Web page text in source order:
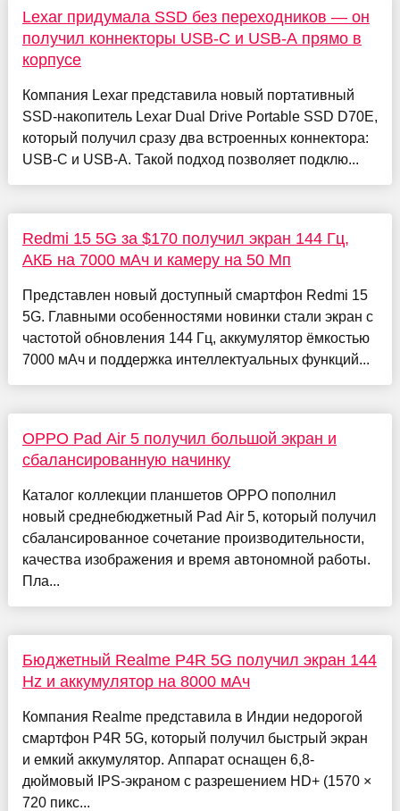
Lexar придумала SSD без переходников — он
получил коннекторы USB-C и USB-A прямо в
корпусе
Компания Lexar представила новый портативный
SSD-накопитель Lexar Dual Drive Portable SSD D70E,
который получил сразу два встроенных коннектора:
USB-C и USB-A. Такой подход позволяет подклю...
Redmi 15 5G за $170 получил экран 144 Гц,
АКБ на 7000 мАч и камеру на 50 Мп
Представлен новый доступный смартфон Redmi 15
5G. Главными особенностями новинки стали экран с
частотой обновления 144 Гц, аккумулятор ёмкостью
7000 мАч и поддержка интеллектуальных функций...
OPPO Pad Air 5 получил большой экран и
сбалансированную начинку
Каталог коллекции планшетов OPPO пополнил
новый среднебюджетный Pad Air 5, который получил
сбалансированное сочетание производительности,
качества изображения и время автономной работы.
Пла...
Бюджетный Realme P4R 5G получил экран 144
Hz и аккумулятор на 8000 мАч
Компания Realme представила в Индии недорогой
смартфон P4R 5G, который получил быстрый экран
и емкий аккумулятор. Аппарат оснащен 6,8-
дюймовый IPS-экраном с разрешением HD+ (1570 ×
720 пикс...